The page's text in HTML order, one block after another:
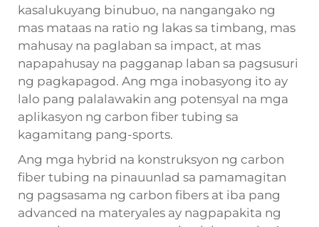
kasalukuyang binubuo, na nangangako ng
mas mataas na ratio ng lakas sa timbang, mas
mahusay na paglaban sa impact, at mas
napapahusay na pagganap laban sa pagsusuri
ng pagkapagod. Ang mga inobasyong ito ay
lalo pang palalawakin ang potensyal na mga
aplikasyon ng carbon fiber tubing sa
kagamitang pang-sports.
Ang mga hybrid na konstruksyon ng carbon
fiber tubing na pinauunlad sa pamamagitan
ng pagsasama ng carbon fibers at iba pang
advanced na materyales ay nagpapakita ng